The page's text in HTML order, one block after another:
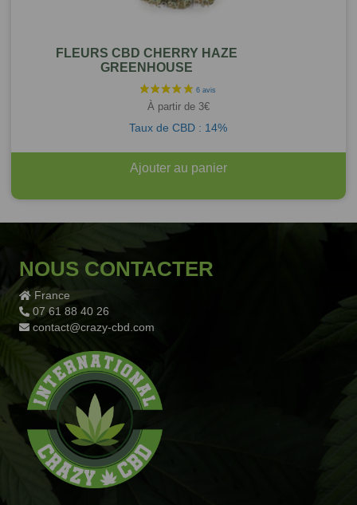
FLEURS CBD CHERRY HAZE
GREENHOUSE
À partir de 3€
Taux de CBD : 14%
Ajouter au panier
NOUS CONTACTER
France
07 61 88 40 26
contact@crazy-cbd.com